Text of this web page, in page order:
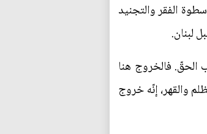
الفقر والتجنيد
الحقّ. فالخروج هنا
والقهر، إنّه خروج